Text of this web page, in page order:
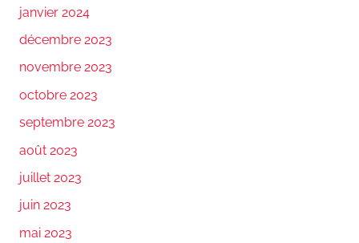
janvier 2024
décembre 2023
novembre 2023
octobre 2023
septembre 2023
août 2023
juillet 2023
juin 2023
mai 2023